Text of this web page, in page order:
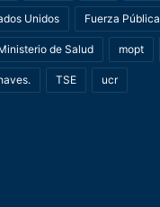
Unidos Fuerza Pública
de Salud mopt
TSE ucr